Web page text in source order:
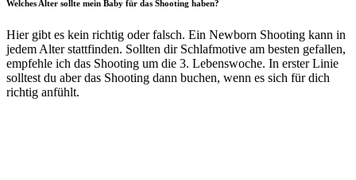
Welches Alter sollte mein Baby für das Shooting haben?
Hier gibt es kein richtig oder falsch. Ein Newborn Shooting kann in
jedem Alter stattfinden. Sollten dir Schlafmotive am besten gefallen,
empfehle ich das Shooting um die 3. Lebenswoche. In erster Linie
solltest du aber das Shooting dann buchen, wenn es sich für dich
richtig anfühlt.